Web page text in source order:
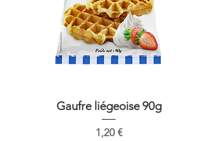
Gaufre liégeoise 90g
Prix
1,20 €